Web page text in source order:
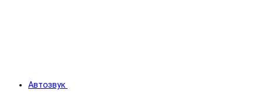
Автозвук